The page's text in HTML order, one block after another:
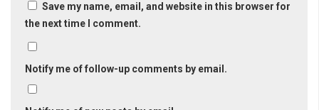
Save my name, email, and website in this browser for
the next time I comment.
Notify me of follow-up comments by email.